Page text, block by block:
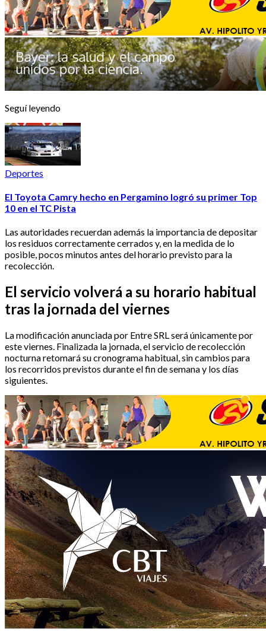
Seguí leyendo
Deportes
El Toyota Camry hecho en Pergamino logró su primer Top
10 en el TC Pista
Las autoridades recuerdan además la importancia de depositar
los residuos correctamente cerrados y, en la medida de lo
posible, pocos minutos antes del horario previsto para la
recolección.
El servicio volverá a su horario habitual
tras la jornada del viernes
La modificación anunciada por Entre SRL será únicamente por
este viernes. Finalizada la jornada, el servicio de recolección
nocturna retomará su cronograma habitual, sin cambios para
los recorridos previstos durante el fin de semana y los días
siguientes.